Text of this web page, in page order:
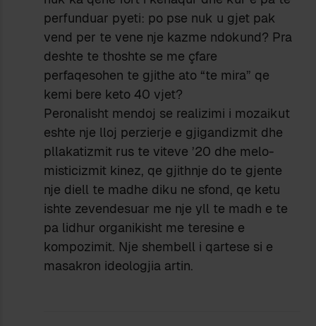
perfunduar pyeti: po pse nuk u gjet pak
vend per te vene nje kazme ndokund? Pra
deshte te thoshte se me çfare
perfaqesohen te gjithe ato “te mira” qe
kemi bere keto 40 vjet?
Peronalisht mendoj se realizimi i mozaikut
eshte nje lloj perzierje e gjigandizmit dhe
pllakatizmit rus te viteve ’20 dhe melo-
misticizmit kinez, qe gjithnje do te gjente
nje diell te madhe diku ne sfond, qe ketu
ishte zevendesuar me nje yll te madh e te
pa lidhur organikisht me teresine e
kompozimit. Nje shembell i qartese si e
masakron ideologjia artin.